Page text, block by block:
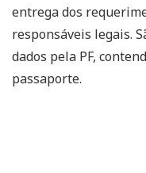
entrega dos
responsáveis legais.
dados pela PF,
passaporte.